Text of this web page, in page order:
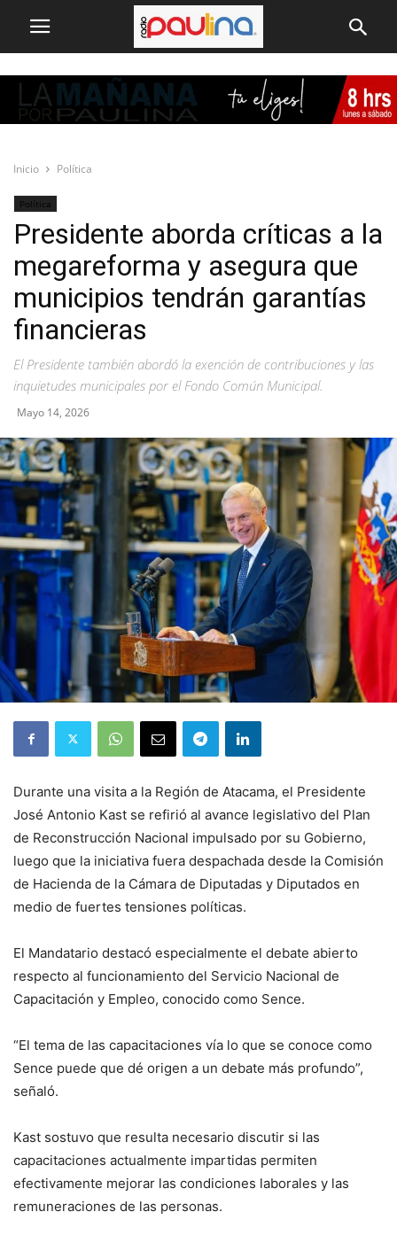
Inicio Política
Política
Presidente aborda críticas a la
megareforma y asegura que
municipios tendrán garantías
financieras
El Presidente también abordó la exención de contribuciones y las
inquietudes municipales por el Fondo Común Municipal.
Mayo 14, 2026
Durante una visita a la Región de Atacama, el Presidente
José Antonio Kast se refirió al avance legislativo del Plan
de Reconstrucción Nacional impulsado por su Gobierno,
luego que la iniciativa fuera despachada desde la Comisión
de Hacienda de la Cámara de Diputadas y Diputados en
medio de fuertes tensiones políticas.
El Mandatario destacó especialmente el debate abierto
respecto al funcionamiento del Servicio Nacional de
Capacitación y Empleo, conocido como Sence.
“El tema de las capacitaciones vía lo que se conoce como
Sence puede que dé origen a un debate más profundo”,
señaló.
Kast sostuvo que resulta necesario discutir si las
capacitaciones actualmente impartidas permiten
efectivamente mejorar las condiciones laborales y las
remuneraciones de las personas.